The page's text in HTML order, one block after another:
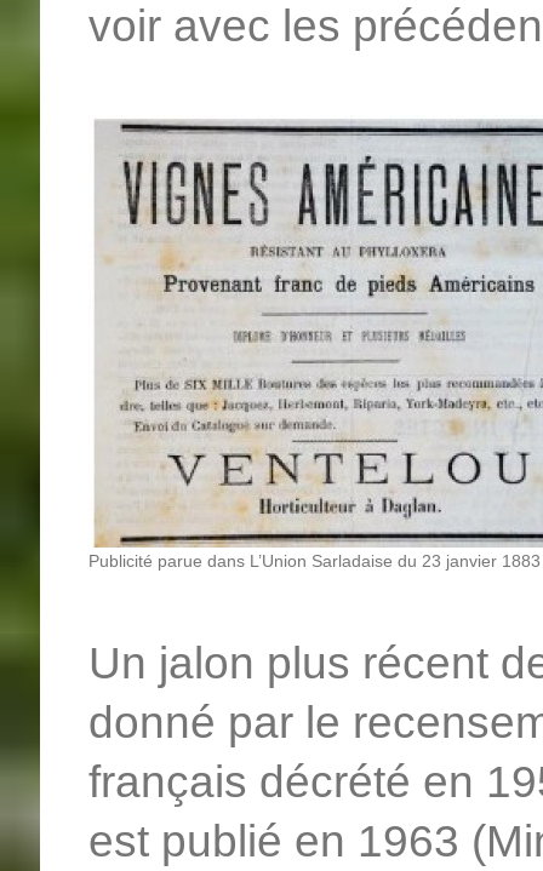
voir avec les
Publicité parue dans L’Union Sarladaise du 23 janvier 1883
Un jalon plus récent
donné par le
français décrété en
est publié en 1963